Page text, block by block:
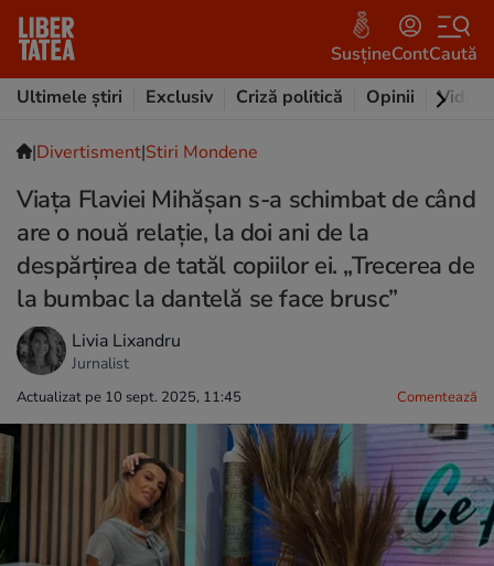
SusțineContCaută
Ultimele știri
Exclusiv Criză politică Opinii Video
|Divertisment|Stiri Mondene
Viața Flaviei Mihășan s-a schimbat de când
are o nouă relație, la doi ani de la
despărțirea de tatăl copiilor ei. „Trecerea de
la bumbac la dantelă se face brusc”
Livia Lixandru
Jurnalist
Actualizat pe 10 sept. 2025, 11:45 Comentează